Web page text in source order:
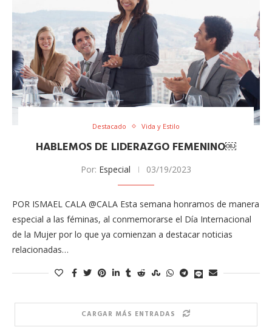
Destacado Vida y Estilo
HABLEMOS DE LIDERAZGO FEMENINO￼
Por: Especial 03/19/2023
POR ISMAEL CALA @CALA Esta semana honramos de manera
especial a las féminas, al conmemorarse el Día Internacional
de la Mujer por lo que ya comienzan a destacar noticias
relacionadas…
CARGAR MÁS ENTRADAS